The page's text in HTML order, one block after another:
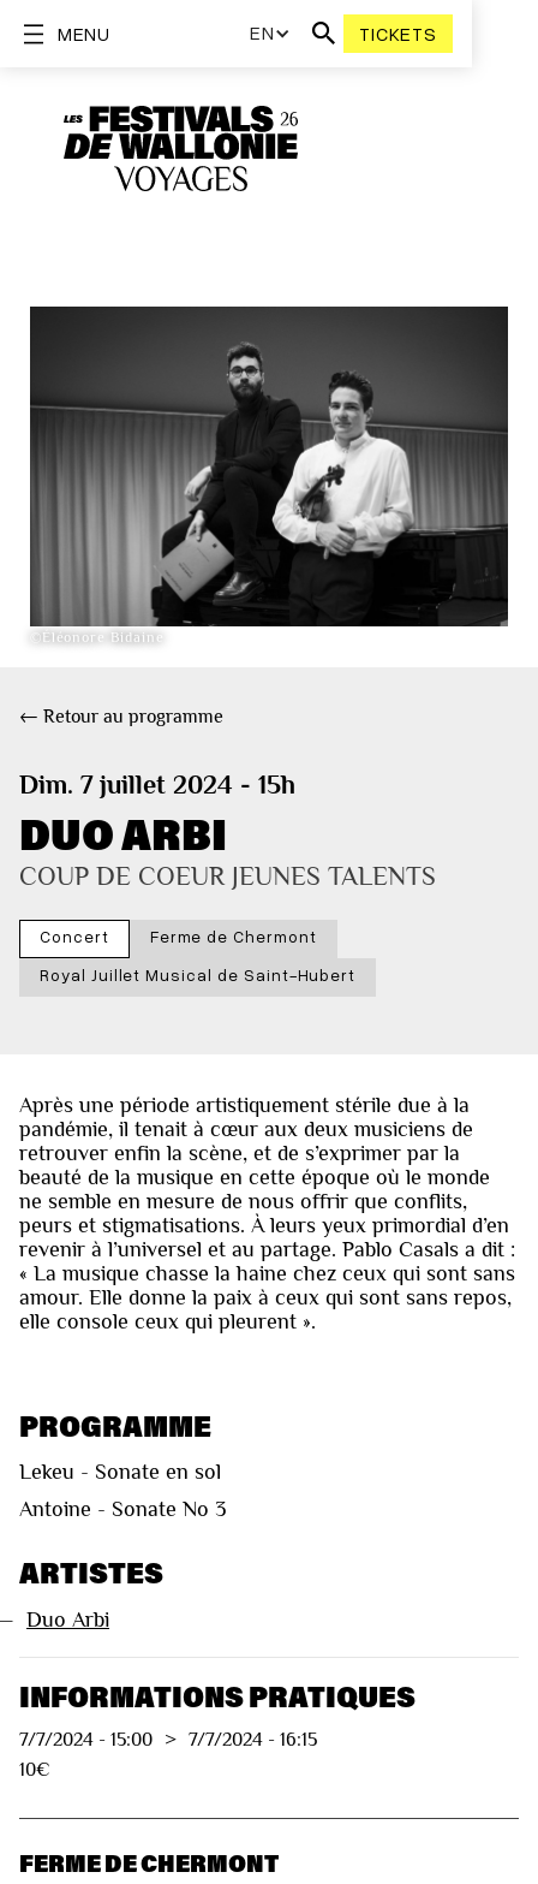
EN TICKETS
MENU
©Éléonore Bidaine
← Retour au programme
Dim. 7 juillet 2024 - 15h
DUO ARBI
COUP DE COEUR JEUNES TALENTS
Concert
Ferme de Chermont
Royal Juillet Musical de Saint-Hubert
Après une période artistiquement stérile due à la
pandémie, il tenait à cœur aux deux musiciens de
retrouver enfin la scène, et de s’exprimer par la
beauté de la musique en cette époque où le monde
ne semble en mesure de nous offrir que conflits,
peurs et stigmatisations. À leurs yeux primordial d’en
revenir à l’universel et au partage. Pablo Casals a dit :
« La musique chasse la haine chez ceux qui sont sans
amour. Elle donne la paix à ceux qui sont sans repos,
elle console ceux qui pleurent ».
PROGRAMME
Lekeu - Sonate en sol
Antoine - Sonate No 3
ARTISTES
Duo Arbi
INFORMATIONS PRATIQUES
7/7/2024 - 15:00 > 7/7/2024 - 16:15
10€
FERME DE CHERMONT